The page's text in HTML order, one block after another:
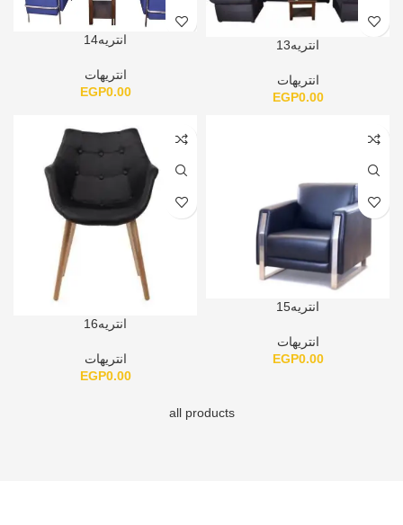
انتريه13
انتريهات
EGP0.00
انتريه14
انتريهات
EGP0.00
انتريه15
انتريهات
EGP0.00
انتريه16
انتريهات
EGP0.00
all products